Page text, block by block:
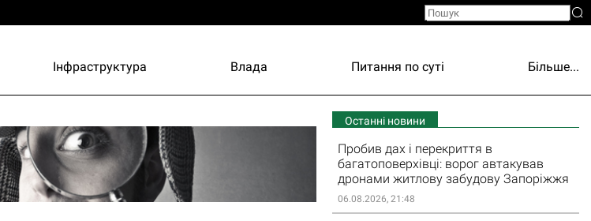
Інфраструктура Влада Питання по суті Більше...
Останні новини
Пробив дах і перекриття в
багатоповерхівці: ворог автакував
дронами житлову забудову Запоріжжя
06.08.2026, 21:48